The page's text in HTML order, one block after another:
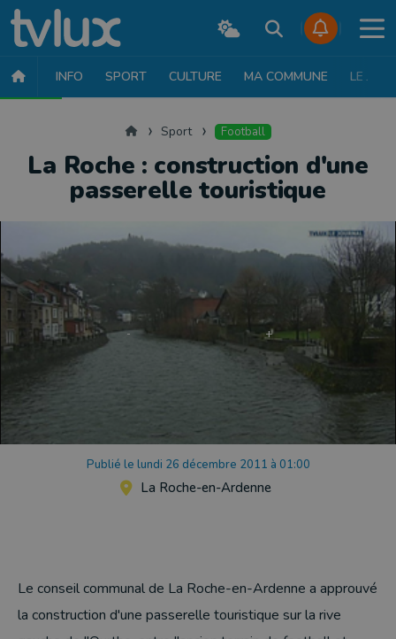
INFO SPORT CULTURE MA COMMUNE LE JT
AccueilSport Football
La Roche : construction d'une
passerelle touristique
Publié le lundi 26 décembre 2011 à 01:00
La Roche-en-Ardenne
Le conseil communal de La Roche-en-Ardenne a approuvé
la construction d'une passerelle touristique sur la rive